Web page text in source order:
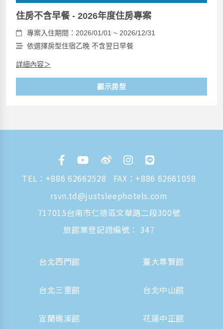
住房不含早餐 - 2026年度住房專案
專案入住期間：2026/01/01 ~ 2026/12/31
依選擇房型住宿乙晚 不含翌日早餐
詳細內容＞
顯示房型
TEL： +886 62662528
FAX：+886 62661058
rsvn.td@justsleephotels.com
717015台南市仁德區文華路二段300號
旅館業登記證編號： 347
台北西門館 臺大尊賢館
台北三重館 台北中山館
宜蘭礁溪館 花蓮中正館